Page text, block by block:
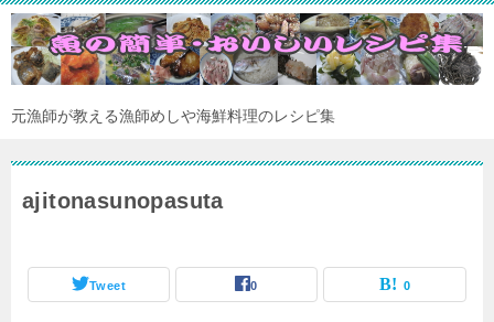
元漁師が教える漁師めしや海鮮料理のレシピ集
ajitonasunopasuta
Tweet 0 0